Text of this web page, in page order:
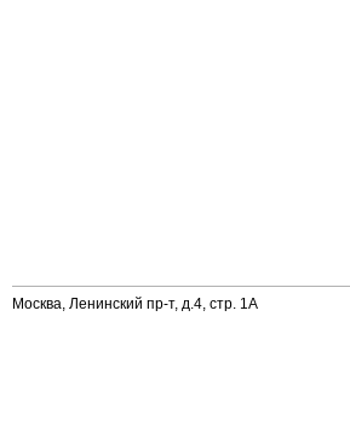
Москва, Ленинский пр-т, д.4, стр. 1А